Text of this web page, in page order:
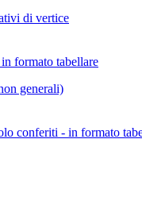
di vertice
formato tabellare
generali)
conferiti - in formato